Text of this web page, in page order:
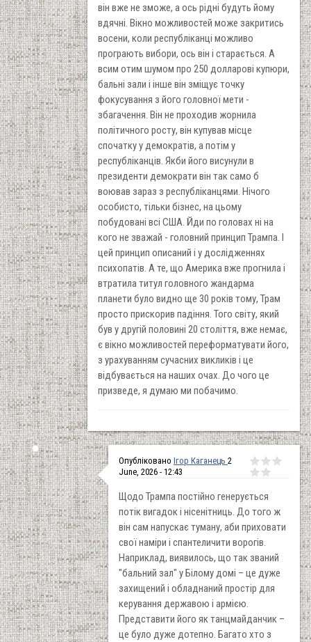
він вже не зможе, а ось рідні будуть йому
вдячні. Вікно можливостей може закритись
восени, коли республіканці можливо
програють вибори, ось він і старається. А
всим отим шумом про 250 долларові купюри,
бальні зали і інше він зміщує точку
фокусування з його головної мети -
збагачення. Він не проходив жорнила
політичного росту, він купував місце
спочатку у демократів, а потім у
республіканців. Якби його висунули в
президенти демократи він так само б
воював зараз з республіканцями. Нічого
особисто, тільки бізнес, на цьому
побудовані всі США. Йди по головах ні на
кого не зважай - головний принцип Трампа. І
цей принцип описаний і у дослідженнях
психопатів. А те, що Америка вже прогнила і
втратила титул головного жандарма
планети було видно ще 30 років тому, Трам
просто прискорив падіння. Того світу, який
був у другій половині 20 століття, вже немає,
є вікно можливостей переформатувати його,
з урахуванням сучасних викликів і це
відбувається на наших очах. До чого це
призведе, я думаю ми побачимо.
Опубліковано Ігор Каганець 2
June, 2026 - 12:43
Щодо Трампа постійно генерується
потік вигадок і нісенітниць. До того ж
він сам напускає туману, аби приховати
свої наміри і спантеличити ворогів.
Наприклад, виявилось, що так званий
"бальний зал" у Білому домі – це дуже
захищений і обладнаний простір для
керування державою і армією.
Представити його як танцмайданчик –
це було дуже дотепно. Багато хто з